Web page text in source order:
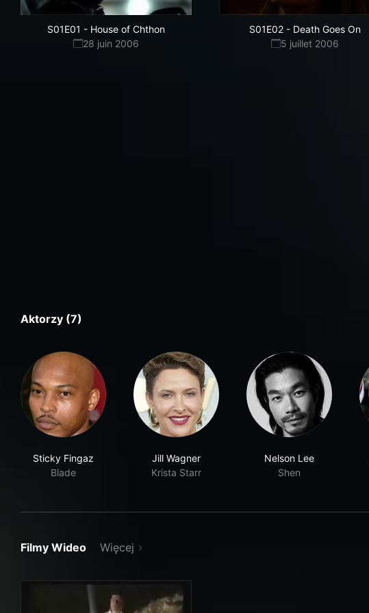
S01E01 - House of Chthon
28 juin 2006
S01E02- Death Goes On
5 juillet 2006
Aktorzy (7)
Sticky Fingaz
Blade
Jill Wagner
Krista Starr
Nelson Lee
Shen
Filmy Wideo Więcej